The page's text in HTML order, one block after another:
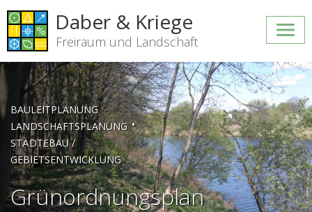
Daber & Kriege
Freiraum und Landschaft
BAULEITPLANUNG
LANDSCHAFTSPLANUNG•
STÄDTEBAU /
GEBIETSENTWICKLUNG
Grünordnungsplan